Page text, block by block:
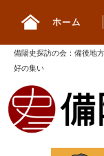
備陽史探訪の会 ： 備後地
好の集い